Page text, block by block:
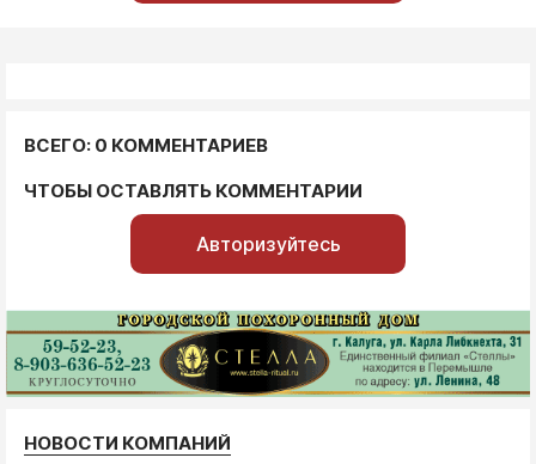
ВСЕГО: 0 КОММЕНТАРИЕВ
ЧТОБЫ ОСТАВЛЯТЬ КОММЕНТАРИИ
Авторизуйтесь
НОВОСТИ КОМПАНИЙ